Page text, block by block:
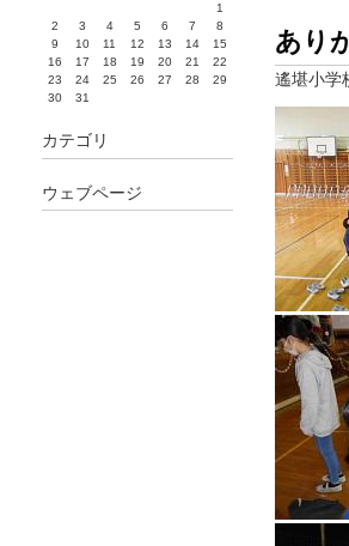
あり
遙堪小学
1
2
3 4 5 6 7
8
9
10 11 12 13 14
15
16
17 18 19 20 21
22
23
24 25 26 27 28
29
30
31
カテゴリ
ウェブページ